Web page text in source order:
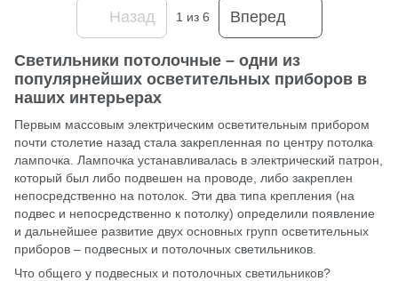
Назад 1 из 6 Вперед
Светильники потолочные – одни из
популярнейших осветительных приборов в
наших интерьерах
Первым массовым электрическим осветительным прибором
почти столетие назад стала закрепленная по центру потолка
лампочка. Лампочка устанавливалась в электрический патрон,
который был либо подвешен на проводе, либо закреплен
непосредственно на потолок. Эти два типа крепления (на
подвес и непосредственно к потолку) определили появление
и дальнейшее развитие двух основных групп осветительных
приборов – подвесных и потолочных светильников.
Что общего у подвесных и потолочных светильников?